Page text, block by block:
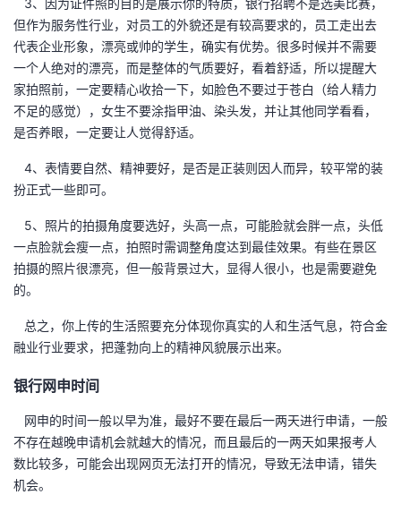
3、因为证件照的目的是展示你的特质，银行招聘不是选美比赛，
但作为服务性行业，对员工的外貌还是有较高要求的，员工走出去
代表企业形象，漂亮或帅的学生，确实有优势。很多时候并不需要
一个人绝对的漂亮，而是整体的气质要好，看着舒适，所以提醒大
家拍照前，一定要精心收拾一下，如脸色不要过于苍白（给人精力
不足的感觉），女生不要涂指甲油、染头发，并让其他同学看看，
是否养眼，一定要让人觉得舒适。
4、表情要自然、精神要好，是否是正装则因人而异，较平常的装
扮正式一些即可。
5、照片的拍摄角度要选好，头高一点，可能脸就会胖一点，头低
一点脸就会瘦一点，拍照时需调整角度达到最佳效果。有些在景区
拍摄的照片很漂亮，但一般背景过大，显得人很小，也是需要避免
的。
总之，你上传的生活照要充分体现你真实的人和生活气息，符合金
融业行业要求，把蓬勃向上的精神风貌展示出来。
银行网申时间
网申的时间一般以早为准，最好不要在最后一两天进行申请，一般
不存在越晚申请机会就越大的情况，而且最后的一两天如果报考人
数比较多，可能会出现网页无法打开的情况，导致无法申请，错失
机会。